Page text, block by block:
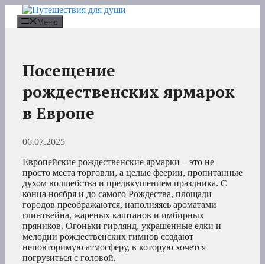
Перейти
содержимому
Меню
Посещение
рождественских ярмарок
в Европе
06.07.2025
Европейские рождественские ярмарки – это не
просто места торговли, а целые феерии, пропитанные
духом волшебства и предвкушением праздника. С
конца ноября и до самого Рождества, площади
городов преображаются, наполняясь ароматами
глинтвейна, жареных каштанов и имбирных
пряников. Огоньки гирлянд, украшенные елки и
мелодии рождественских гимнов создают
неповторимую атмосферу, в которую хочется
погрузиться с головой.